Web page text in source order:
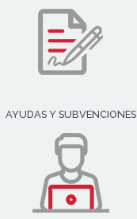
AYUDAS Y SUBVENCIONES